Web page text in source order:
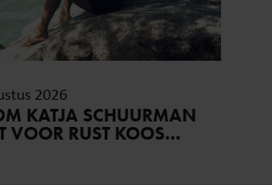
2026
KATJA SCHUURMAN
VOOR RUST KOOS…